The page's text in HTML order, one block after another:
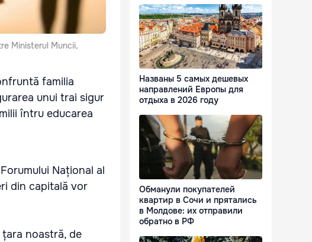
Ministerul Muncii,
familia
unui trai sigur
întru educarea
Național al
din capitală vor
noastră, de
Названы 5 самых дешевых
направлений Европы для
отдыха в 2026 году
Обманули покупателей
квартир в Сочи и прятались
в Молдове: их отправили
обратно в РФ